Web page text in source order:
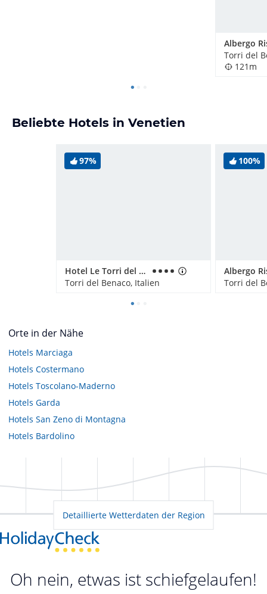
Torri del
121m
Beliebte Hotels in Venetien
97%
Hotel Le Torri del Garda
Torri del Benaco, Italien
100%
Torri del
Orte in der Nähe
Hotels Marciaga
Hotels Costermano
Hotels Toscolano-Maderno
Hotels Garda
Hotels San Zeno di Montagna
Hotels Bardolino
Detaillierte Wetterdaten der Region
Oh nein, etwas ist schiefgelaufen!